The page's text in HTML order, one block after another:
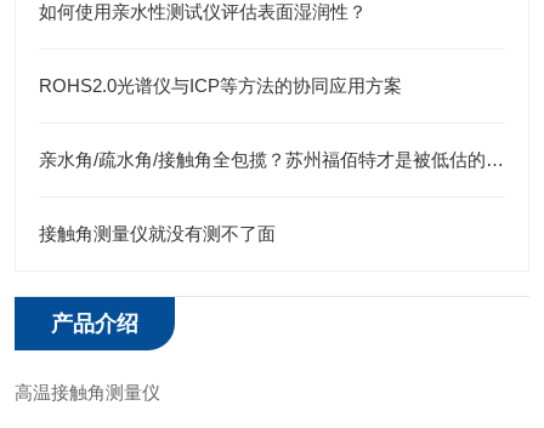
如何使用亲水性测试仪评估表面湿润性？
ROHS2.0光谱仪与ICP等方法的协同应用方案
亲水角/疏水角/接触角全包揽？苏州福佰特才是被低估的浸润性测试仪专业制造商
接触角测量仪就没有测不了面
产品介绍
高温接触角测量仪